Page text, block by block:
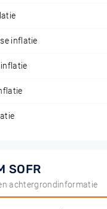
inflatie
SOFR
achtergrondinformatie